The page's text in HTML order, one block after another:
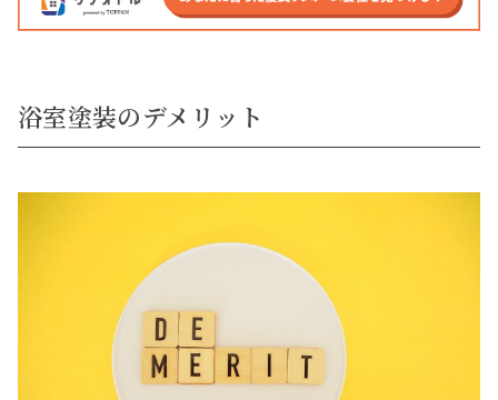
浴室塗装のデメリット